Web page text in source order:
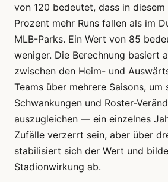
von 120 bedeutet, dass in
Prozent mehr Runs fallen als im
MLB-Parks. Ein Wert von 85
weniger. Die Berechnung basiert
zwischen den Heim- und
Teams über mehrere Saisons, um
Schwankungen und Roster-
auszugleichen — ein einzelnes
Zufälle verzerrt sein, aber über
stabilisiert sich der Wert und
Stadionwirkung ab.